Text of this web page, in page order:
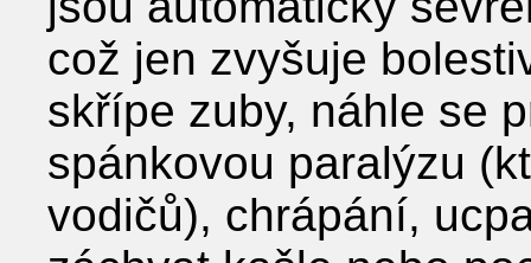
což jen zvyšuje
skřípe zuby, náhle se
spánkovou paralýzu
vodičů), chrápání,